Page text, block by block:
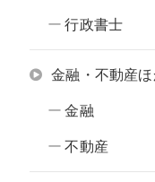
行政書士
金融・不動産
金融
不動産